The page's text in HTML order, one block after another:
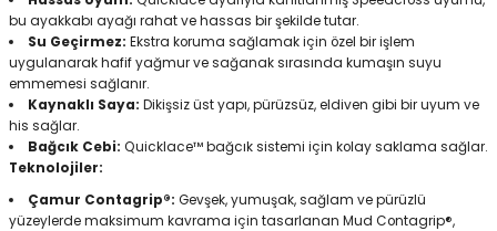
bu ayakkabı ayağı rahat ve hassas bir şekilde tutar.
Su Geçirmez: Ekstra koruma sağlamak için özel bir işlem
uygulanarak hafif yağmur ve sağanak sırasında kumaşın suyu
emmemesi sağlanır.
Kaynaklı Saya: Dikişsiz üst yapı, pürüzsüz, eldiven gibi bir uyum ve
his sağlar.
Bağcık Cebi: Quicklace™ bağcık sistemi için kolay saklama sağlar.
Teknolojiler:
Çamur Contagrip®: Gevşek, yumuşak, sağlam ve pürüzlü
yüzeylerde maksimum kavrama için tasarlanan Mud Contagrip®,